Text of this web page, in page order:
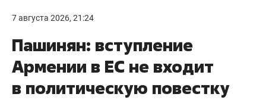
7 августа 2026, 21:24
Пашинян: вступление
Армении в ЕС не входит
в политическую повестку